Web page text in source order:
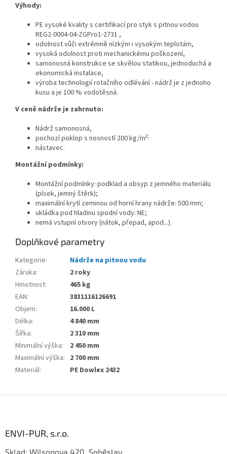
Výhody:
PE vysoké kvality s certifikací pro styk s pitnou vodou
REG2-0004-04-ZGPro1-2731 ,
odolnost vůči extrémně nízkým i vysokým teplotám,
vysoká odolnost proti mechanickému poškození,
samonosná konstrukce se skvělou statikou, jednoduchá a
ekonomická instalace,
výroba technologií rotačního odlévání - nádrž je z jednoho
kusu a je 100 % vodotěsná.
V ceně nádrže je zahrnuto:
Nádrž samonosná,
pochozí poklop s nosností 200 kg/m2;
nástavec.
Montážní podmínky:
Montážní podmínky: podklad a obsyp z jemného materiálu
(písek, jemný štěrk);
maximální krytí zeminou od horní hrany nádrže: 500 mm;
ukládka pod hladinu spodní vody: NE;
nemá vstupní otvory (nátok, přepad, apod...).
Doplňkové parametry
Kategorie:
Nádrže na pitnou vodu
Záruka:
2 roky
Hmotnost:
465 kg
EAN:
3831116126691
Objem:
16.000 L
Délka:
4 840 mm
Šířka:
2 310 mm
Minimální výška:
2 450 mm
Maximální výška: 2 700 mm
Materiál: PE Dowlex 2432
ENVI-PUR, s.r.o.
Sklad: Wilsonova 420, Soběslav